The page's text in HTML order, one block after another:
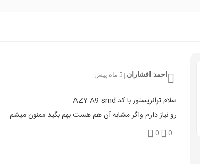
احمد افشاران 5 ماه پیش
سلام ترانزیستور با کد AZY A9 smd
رو نیاز دارم واگر مشابه آن هم هست بهم بگید ممنون میشم
0
0